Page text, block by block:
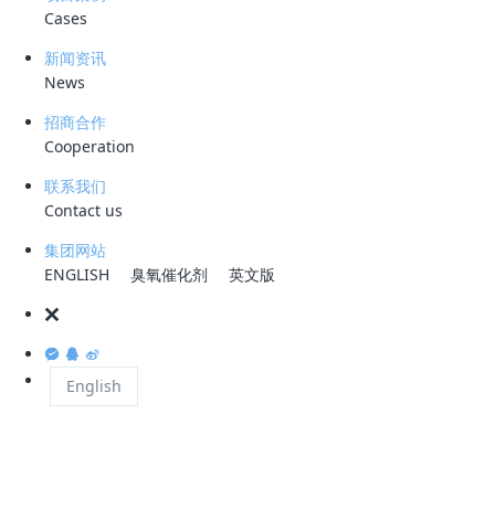
Cases
新闻资讯
News
招商合作
Cooperation
联系我们
Contact us
集团网站
ENGLISH
臭氧催化剂 英文版
English
在城市垃圾填埋场中，生活垃圾构成了其主要部分。此类垃圾含有较高比
例的厨余成分，而这些成分大多由有机物质构成，易于发生氧化分解。针
对国内在役填埋场渗滤液的水质分析数据显示，其化学需氧量（COD）
的波动区间非常宽泛。其组成物质涵盖了低分子量（<500）的挥发性脂
肪酸（VFA）、中分子量（主要组分分子量介于500至10000）的富里
(2) 重金属类污染
当前，国内在生活垃圾的分类处置体系上尚不完善，导致大量电子废弃物
与普通生活垃圾一同进入填埋场。在垃圾分解过程中，这些电子产品，特
别是电池内部所含的重金属离子，会逐步释放并转移至渗滤液中。因此，
可达普通生活污水的数百倍。
(3) 氨氮污染